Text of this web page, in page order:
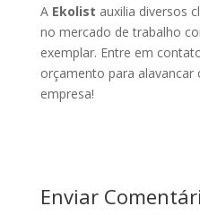
A Ekolist auxilia diversos
no mercado de trabalho
exemplar. Entre em
orçamento para alavancar
empresa!
Enviar